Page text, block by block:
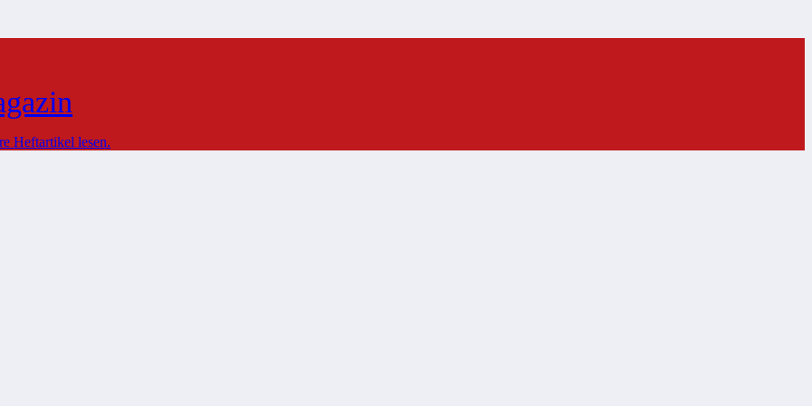
Heftartikel lesen.